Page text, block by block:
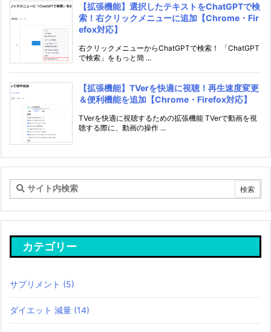
【拡張機能】選択したテキストをChatGPTで検
索！右クリックメニューに追加【Chrome・Fir
efox対応】
右クリックメニューからChatGPTで検索！ 「ChatGPT
で検索」をもっと簡 ...
【拡張機能】TVerを快適に視聴！再生速度変更
＆便利機能を追加【Chrome・Firefox対応】
TVerを快適に視聴するための拡張機能 TVerで動画を視
聴する際に、動画の操作 ...
カテゴリー
サプリメント (5)
ダイエット 減量 (14)